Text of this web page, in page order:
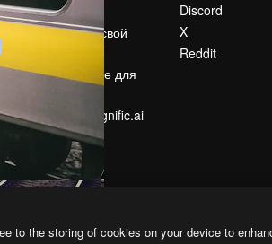
Slidesgo
Продайте свой
Помещение для
Ищете magnific.ai
Discord
X
Reddit
to the storing of cookies on your device to